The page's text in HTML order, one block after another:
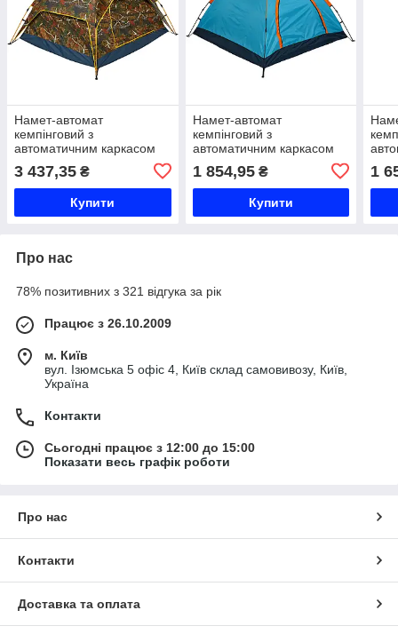
Намет-автомат
кемпінговий з
автоматичним каркасом
чотиримісний SP-Sport TY-
0539 камуфляж ліс Код
TY-0539
3 437,35 ₴
Купити
Намет-автомат
кемпінговий з
автоматичним каркасом
чотиримісний SP-Sport TY-
0537 бірюзовий-
помаранчевий Код TY-
1 854,95₴
Купити
SJ-
1
Про нас
78% позитивних з 321 відгука за рік
Працює з 26.10.2009
м. Київ
вул. Ізюмська 5 офіс 4, Київ склад самовивозу, Київ,
Україна
Контакти
Сьогодні працює з 12:00 до 15:00
Показати весь графік роботи
Про нас
Контакти
Доставка та оплата